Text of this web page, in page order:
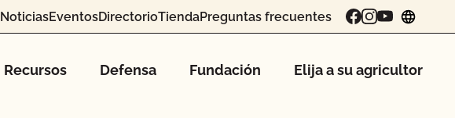
NoticiasEventosDirectorioTiendaPreguntas frecuentes
Recursos Defensa Fundación Elija a su agricultor